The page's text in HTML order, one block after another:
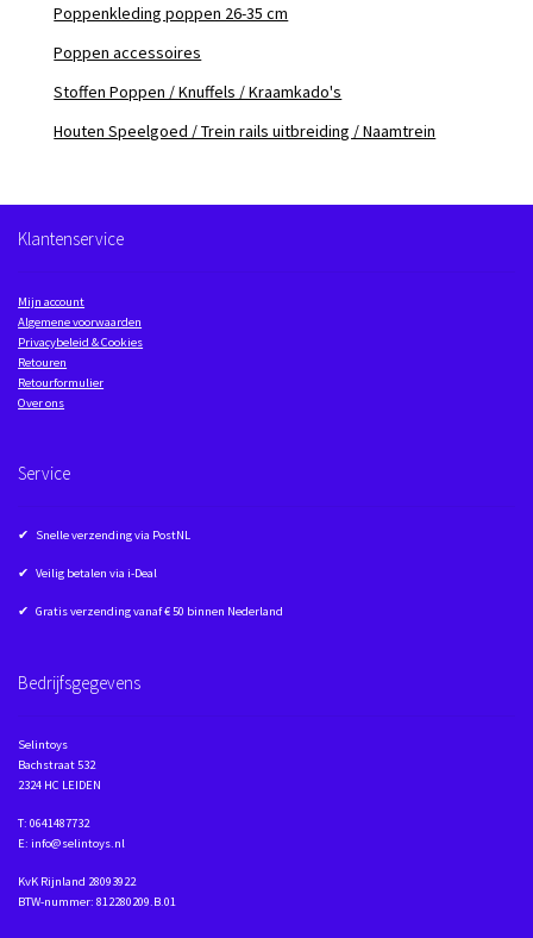
Poppenkleding poppen 26-35 cm
Poppen accessoires
Stoffen Poppen / Knuffels / Kraamkado's
Houten Speelgoed / Trein rails uitbreiding / Naamtrein
Klantenservice
Mijn account
Algemene voorwaarden
Privacybeleid & Cookies
Retouren
Retourformulier
Over ons
Service
✔ Snelle verzending via PostNL
✔ Veilig betalen via i-Deal
✔ Gratis verzending vanaf € 50 binnen Nederland
Bedrijfsgegevens
Selintoys
Bachstraat 532
2324 HC LEIDEN
T: 0641487732
E: info@selintoys.nl
KvK Rijnland 28093922
BTW-nummer: 812280209.B.01